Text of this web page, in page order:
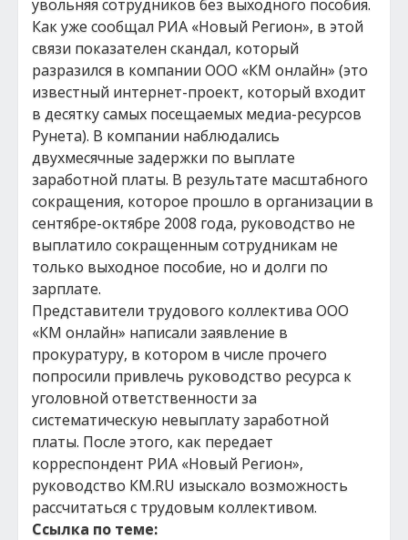
увольняя сотрудников без выходного пособия.
Как уже сообщал РИА «Новый Регион», в этой
связи показателен скандал, который
разразился в компании ООО «КМ онлайн» (это
известный интернет-проект, который входит
в десятку самых посещаемых медиа-ресурсов
Рунета). В компании наблюдались
двухмесячные задержки по выплате
заработной платы. В результате масштабного
сокращения, которое прошло в организации в
сентябре-октябре 2008 года, руководство не
выплатило сокращенным сотрудникам не
только выходное пособие, но и долги по
зарплате.
Представители трудового коллектива ООО
«КМ онлайн» написали заявление в
прокуратуру, в котором в числе прочего
попросили привлечь руководство ресурса к
уголовной ответственности за
систематическую невыплату заработной
платы. После этого, как передает
корреспондент РИА «Новый Регион»,
руководство КМ.RU изыскало возможность
рассчитаться с трудовым коллективом.
Ссылка по теме: